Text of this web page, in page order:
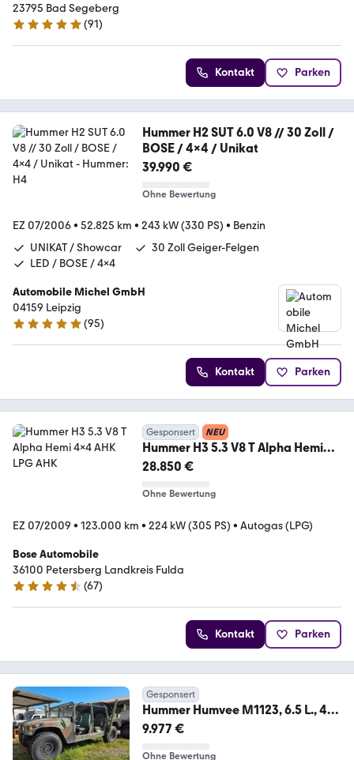
23795 Bad Segeberg
4.8 Sterne
(91)
Kontakt Parken
Hummer H2 SUT 6.0 V8 // 30 Zoll /
BOSE / 4x4 / Unikat
39.990 €
Ohne Bewertung
EZ 07/2006• 52.825 km • 243 kW (330 PS) • Benzin
UNIKAT / Showcar
30 Zoll Geiger-Felgen
LED / BOSE / 4x4
Automobile Michel GmbH
04159 Leipzig
4.8 Sterne
(95)
Kontakt Parken
Gesponsert NEU
Hummer H3 5.3 V8 T Alpha Hemi
4x4 AHK LPG AHK
28.850 €
Ohne Bewertung
EZ 07/2009 • 123.000 km • 224 kW (305 PS) • Autogas (LPG)
Bose Automobile
36100 Petersberg Landkreis Fulda
4.5 Sterne
(67)
Kontakt Parken
Gesponsert
Hummer Humvee M1123, 6.5 L., 4
speed automatic P.,
9.977 €
Ohne Bewertung